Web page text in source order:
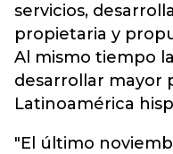
servicios,
propietaria y
Al mismo tiempo
desarrollar mayor
Latinoamérica
"El último